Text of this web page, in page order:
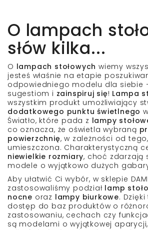
O lampach
słów kilka...
O lampach stołowych wiemy
jesteś właśnie na etapie
odpowiedniego modelu dla siebie
sugestiom i zainspiruj się! Lampa
wszystkim produkt umożliwiający
dodatkowego punktu świetlnego w
Światło, które pada z lampy
co oznacza, że oświetlawybraną
powierzchnię, w zależności od
umieszczona. Charakterystyczną
niewielkie rozmiary, choć zdarzają
modele o wyjątkowo dużych
Aby ułatwić Ci wybór, w sklepie
zastosowaliśmy podział lamp
nocne oraz lampy biurkowe.
dostęp do baz produktów o
zastosowaniu, cechach czy
są modelami owyjątkowej aparycji